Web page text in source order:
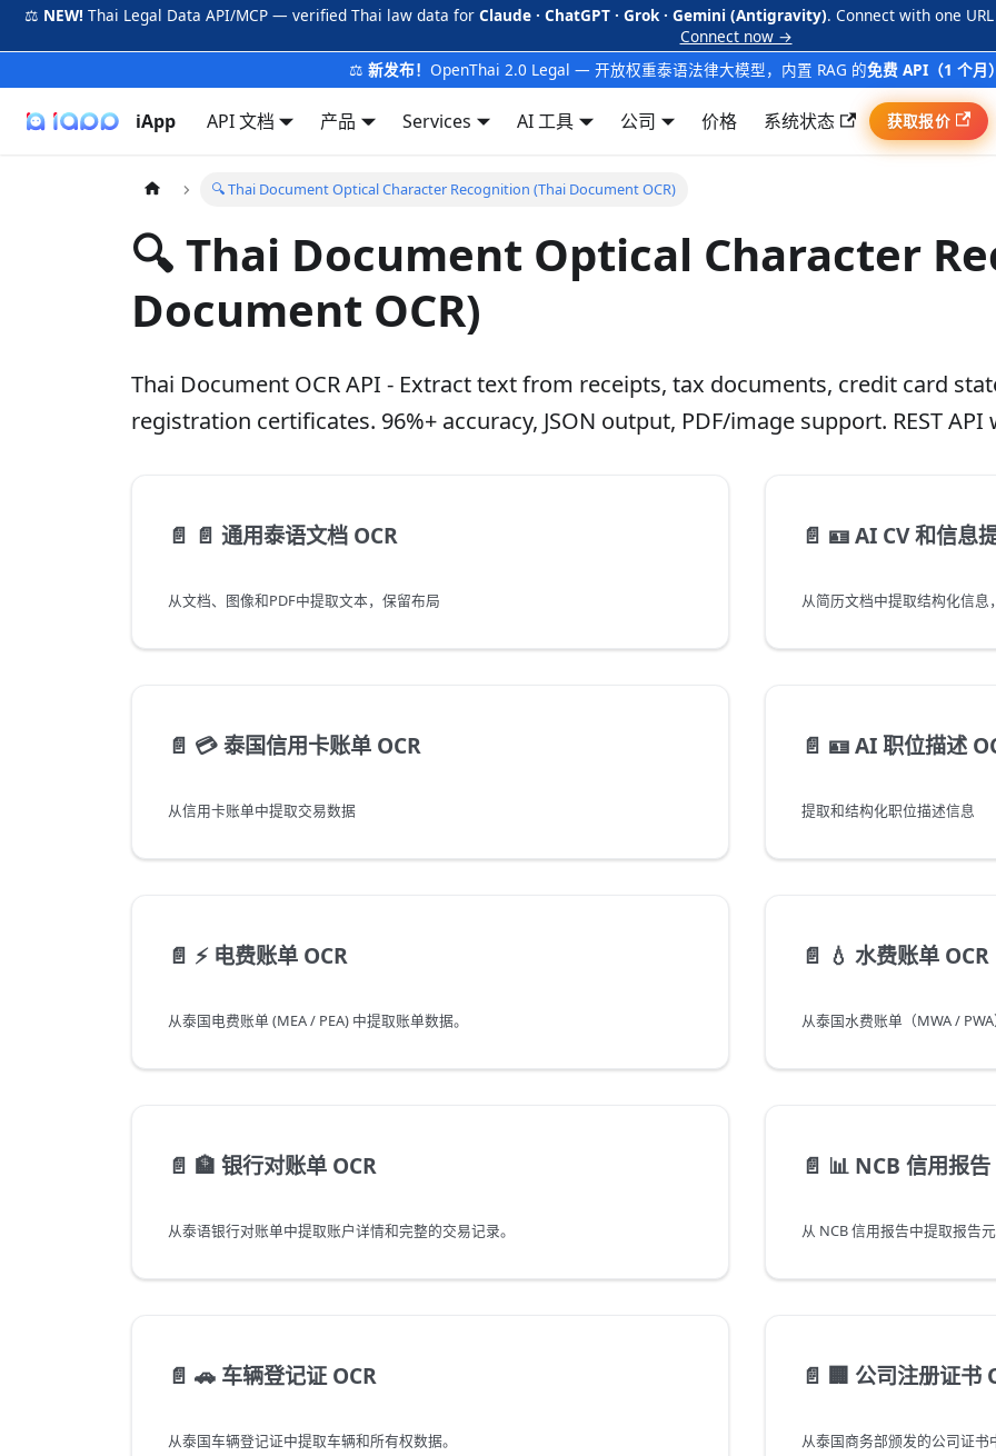
⚖️ NEW! Thai Legal Data API/MCP — verified Thai law data for Claude · ChatGPT · Grok · Gemini (Antigravity). Connect with one
Connect now →
⚖️ 新发布！ OpenThai 2.0 Legal — 开放权重泰语法律大模型，内置 RAG 的免费 API（1 个月）
iApp API 文档 产品 Services AI 工具 公司 价格 系统状态 获取报价
🔍 Thai Document Optical Character Recognition (Thai Document OCR)
🔍 Thai Document Optical Character
Document OCR)
Thai Document OCR API - Extract text from receipts, tax documents, credit card
registration certificates. 96%+ accuracy, JSON output, PDF/image support. REST
📄️ 📄 通用泰语文档 OCR
从文档、图像和PDF中提取文本，保留布局
📄️ 🪪 AI CV 和信息
从简历文档中提取结构化信
📄️ 💳 泰国信用卡账单 OCR
从信用卡账单中提取交易数据
📄️ 🪪 AI 职位描述
提取和结构化职位描述信息
📄️ ⚡ 电费账单 OCR
从泰国电费账单 (MEA / PEA) 中提取账单数据。
📄️ 💧 水费账单 OCR
从泰国水费账单（MWA /
📄️ 🏦 银行对账单 OCR
从泰语银行对账单中提取账户详情和完整的交易记录。
📄️ 📊 NCB 信用报告
从 NCB 信用报告中提取报告
📄️ 🚗 车辆登记证 OCR
从泰国车辆登记证中提取车辆和所有权数据。
📄️ 🏢 公司注册证书
从泰国商务部颁发的公司证书